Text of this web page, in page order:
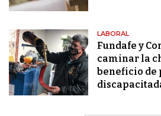
LABORAL
Fundafe y
caminar la
beneficio de